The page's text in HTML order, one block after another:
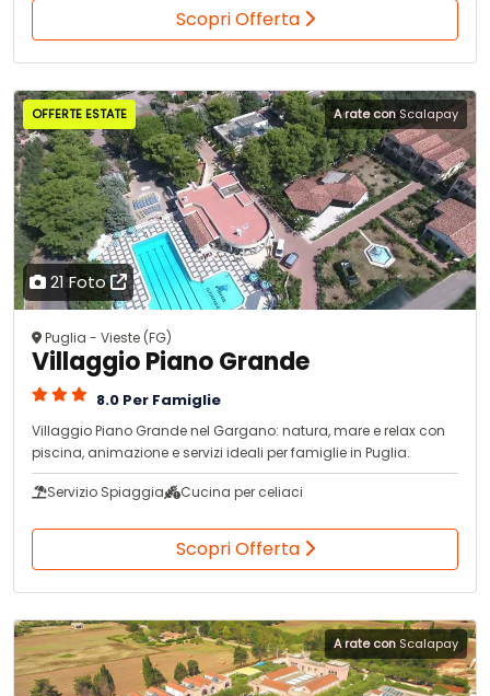
Scopri Offerta
21 Foto
OFFERTE ESTATE A rate conScalapay
Puglia - Vieste (FG)
Villaggio Piano Grande
8.0 Per Famiglie
Villaggio Piano Grande nel Gargano: natura, mare e relax con
piscina, animazione e servizi ideali per famiglie in Puglia.
Servizio Spiaggia Cucina per celiaci
Scopri Offerta
A rate con Scalapay